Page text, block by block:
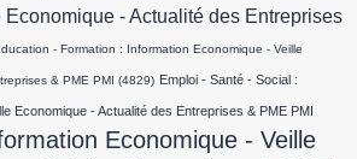
- Actualité des Entreprises
- Formation : Information Economique - Veille
& PME PMI (4829) Emploi - Santé - Social :
Economique - Actualité des Entreprises & PME PMI
Economique - Veille